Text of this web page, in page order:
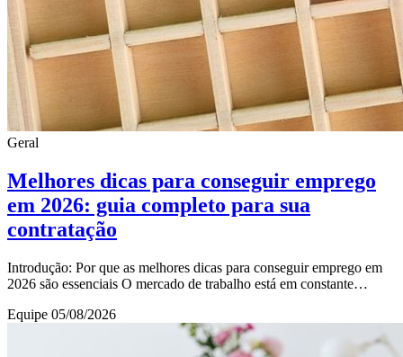
Geral
Melhores dicas para conseguir emprego
em 2026: guia completo para sua
contratação
Introdução: Por que as melhores dicas para conseguir emprego em
2026 são essenciais O mercado de trabalho está em constante
Equipe 05/08/2026